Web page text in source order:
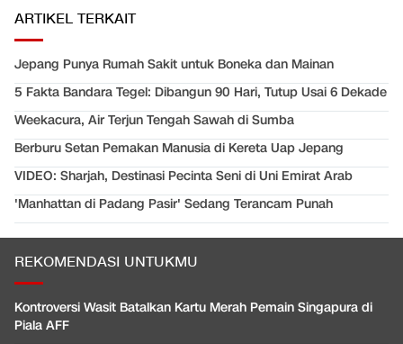
ARTIKEL TERKAIT
Jepang Punya Rumah Sakit untuk Boneka dan Mainan
5 Fakta Bandara Tegel: Dibangun 90 Hari, Tutup Usai 6 Dekade
Weekacura, Air Terjun Tengah Sawah di Sumba
Berburu Setan Pemakan Manusia di Kereta Uap Jepang
VIDEO: Sharjah, Destinasi Pecinta Seni di Uni Emirat Arab
'Manhattan di Padang Pasir' Sedang Terancam Punah
REKOMENDASI UNTUKMU
Kontroversi Wasit Batalkan Kartu Merah Pemain Singapura di
Piala AFF